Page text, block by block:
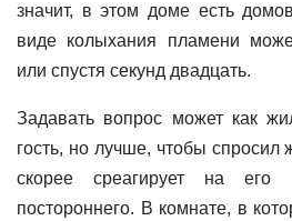
значит, в этом доме есть
виде колыхания пламени
или спустя секунд двадцать.
Задавать вопрос может как
гость, но лучше, чтобы спросил
скорее среагирует на
постороннего. В комнате, в